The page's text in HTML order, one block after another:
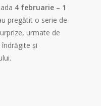
4 februarie – 1
pregătit o serie de
urmate de
și